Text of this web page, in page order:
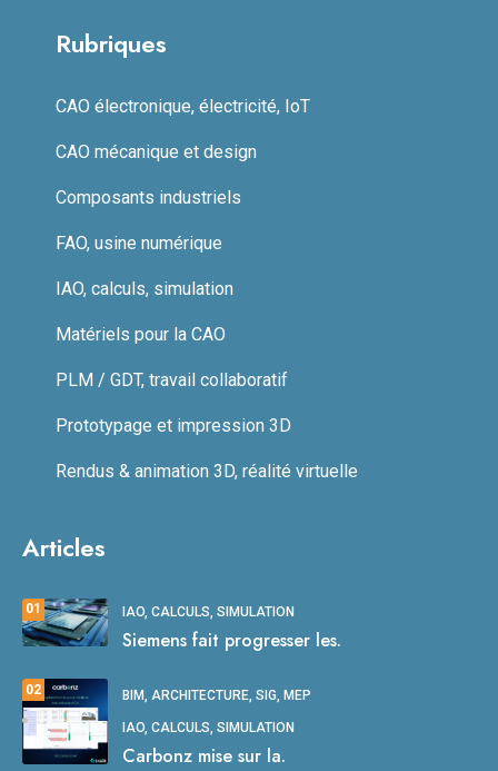
Rubriques
CAO électronique, électricité, IoT
CAO mécanique et design
Composants industriels
FAO, usine numérique
IAO, calculs, simulation
Matériels pour la CAO
PLM / GDT, travail collaboratif
Prototypage et impression 3D
Rendus & animation 3D, réalité virtuelle
Articles
01 IAO, CALCULS, SIMULATION
Siemens fait progresser les.
02 BIM, ARCHITECTURE, SIG, MEP
IAO, CALCULS, SIMULATION
Carbonz mise sur la.